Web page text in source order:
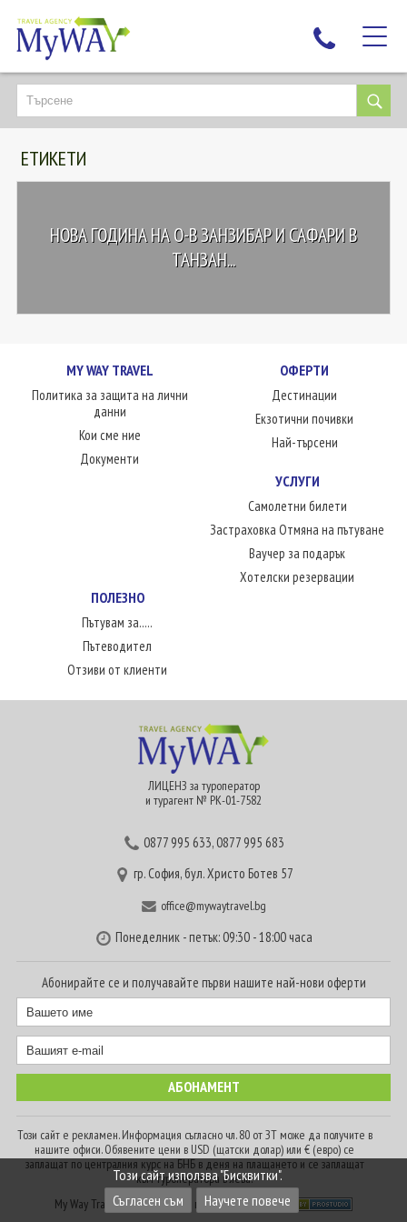
НАЙ-ТЪРСЕНИ
ДЕСТИНАЦИИ
ЕКЗОТИЧНИ ПОЧИВКИ
ЛЮБОПИТНО
КОНТАКТИ
ЕТИКЕТИ
НОВА ГОДИНА НА О-В ЗАНЗИБАР И САФАРИ В
ТАНЗАН...
MY WAY TRAVEL
Политика за защита на лични
данни
Кои сме ние
Документи
ОФЕРТИ
Дестинации
Екзотични почивки
Най-търсени
УСЛУГИ
Самолетни билети
Застраховка Отмяна на пътуване
Ваучер за подарък
Хотелски резервации
ПОЛЕЗНО
Пътувам за.....
Пътеводител
Отзиви от клиенти
ЛИЦЕНЗ за туроператор
и турагент № РК-01-7582
0877 995 633,0877 995 683
гр. София, бул. Христо Ботев 57
office@mywaytravel.bg
Понеделник - петък: 09:30 - 18:00 часа
Абонирайте се и получавайте първи нашите най-нови оферти
Този сайт е рекламен. Информация съгласно чл. 80 от ЗТ може да получите в
нашите офиси. Обявените цени в USD (щатски долар) или € (евро) се
заплащат по централния курс на БНБ в деня на плащането и се заплащат
към туроператора в лева.
My Way Travel © 2016. Всички права запазени
Този сайт използва "Бисквитки".
Съгласен съм
Научете повече